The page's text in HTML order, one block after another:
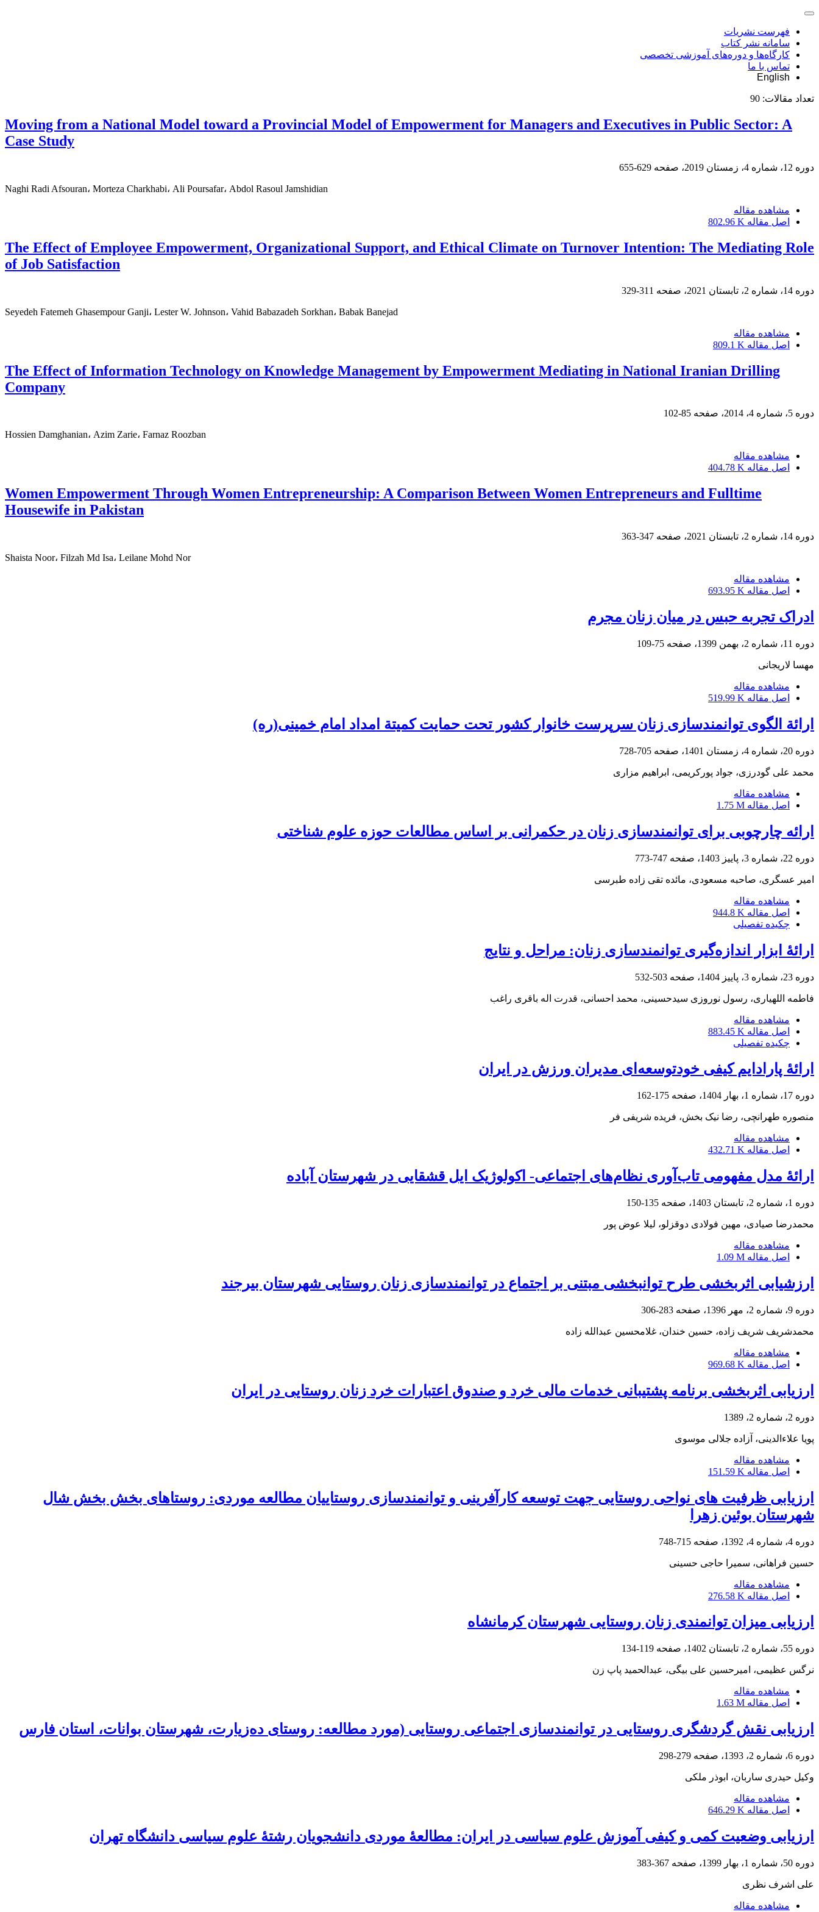
فهرست نشریات
سامانه نشر کتاب
کارگاه‌ها و دوره‌های آموزشی تخصصی
تماس با ما
English
تعداد مقالات: 90
Moving from a National Model toward a Provincial Model of Empowerment for Managers and Executives in Public Sector: A
Case Study
دوره 12، شماره 4، زمستان 2019، صفحه 629-655
Naghi Radi Afsouran، Morteza Charkhabi، Ali Poursafar، Abdol Rasoul Jamshidian
مشاهده مقاله
اصل مقاله 802.96 K
The Effect of Employee Empowerment, Organizational Support, and Ethical Climate on Turnover Intention: The Mediating Role
of Job Satisfaction
دوره 14، شماره 2، تابستان 2021، صفحه 311-329
Seyedeh Fatemeh Ghasempour Ganji، Lester W. Johnson، Vahid Babazadeh Sorkhan، Babak Banejad
مشاهده مقاله
اصل مقاله 809.1 K
The Effect of Information Technology on Knowledge Management by Empowerment Mediating in National Iranian Drilling
Company
دوره 5، شماره 4، 2014، صفحه 85-102
Hossien Damghanian، Azim Zarie، Farnaz Roozban
مشاهده مقاله
اصل مقاله 404.78 K
Women Empowerment Through Women Entrepreneurship: A Comparison Between Women Entrepreneurs and Fulltime
Housewife in Pakistan
دوره 14، شماره 2، تابستان 2021، صفحه 347-363
Shaista Noor، Filzah Md Isa، Leilane Mohd Nor
مشاهده مقاله
اصل مقاله 693.95 K
ادراک تجربه حبس در میان زنان مجرم
دوره 11، شماره 2، بهمن 1399، صفحه 75-109
مهسا لاریجانی
مشاهده مقاله
اصل مقاله 519.99 K
ارائة الگوی توانمندسازی زنان سرپرست خانوار کشور تحت حمایت کمیتة امداد امام خمینی(ره)
دوره 20، شماره 4، زمستان 1401، صفحه 705-728
محمد علی گودرزی، جواد پورکریمی، ابراهیم مزاری
مشاهده مقاله
اصل مقاله 1.75 M
ارائه چارچوبی برای توانمندسازی زنان در حکمرانی بر اساس مطالعات حوزه علوم شناختی
دوره 22، شماره 3، پاییز 1403، صفحه 747-773
امیر عسگری، صاحبه مسعودی، مائده تقی زاده طبرسی
مشاهده مقاله
اصل مقاله 944.8 K
چکیده تفصیلی
ارائۀ ابزار اندازه‌گیری توانمندسازی زنان: مراحل و نتایج
دوره 23، شماره 3، پاییز 1404، صفحه 503-532
فاطمه اللهیاری، رسول نوروزی سیدحسینی، محمد احسانی، قدرت اله باقری راغب
مشاهده مقاله
اصل مقاله 883.45 K
چکیده تفصیلی
ارائۀ پارادایم کیفی خودتوسعه‌ای مدیران ورزش در ایران
دوره 17، شماره 1، بهار 1404، صفحه 175-162
منصوره طهرانچی، رضا نیک بخش، فریده شریفی فر
مشاهده مقاله
اصل مقاله 432.71 K
ارائۀ مدل مفهومی تاب‌آوری نظام‌های اجتماعی- اکولوژیک ایل قشقایی در شهرستان آباده
دوره 1، شماره 2، تابستان 1403، صفحه 135-150
محمدرضا صیادی، مهین فولادی دوقزلو، لیلا عوض پور
مشاهده مقاله
اصل مقاله 1.09 M
ارزشیابی اثربخشی طرح توانبخشی مبتنی بر اجتماع در توانمندسازی زنان روستایی شهرستان بیرجند
دوره 9، شماره 2، مهر 1396، صفحه 283-306
محمدشریف شریف زاده، حسین خندان، غلامحسین عبدالله زاده
مشاهده مقاله
اصل مقاله 969.68 K
ارزیابی اثربخشی برنامه پشتیبانی خدمات مالی خرد و صندوق اعتبارات خرد زنان روستایی در ایران
دوره 2، شماره 2، 1389
پویا علاء‌الدینی، آزاده جلالی موسوی
مشاهده مقاله
اصل مقاله 151.59 K
ارزیابی ظرفیت های نواحی روستایی جهت توسعه کارآفرینی و توانمندسازی روستاییان مطالعه موردی: روستاهای بخش بخش شال
شهرستان بوئین زهرا
دوره 4، شماره 4، 1392، صفحه 715-748
حسین فراهانی، سمیرا حاجی حسینی
مشاهده مقاله
اصل مقاله 276.58 K
ارزیابی میزان توانمندی زنان روستایی شهرستان کرمانشاه
دوره 55، شماره 2، تابستان 1402، صفحه 119-134
نرگس عظیمی، امیرحسین علی بیگی، عبدالحمید پاپ زن
مشاهده مقاله
اصل مقاله 1.63 M
ارزیابی نقش گردشگری روستایی در توانمندسازی اجتماعی روستایی (مورد مطالعه: روستای ده‌زیارت، شهرستان بوانات، استان فارس
دوره 6، شماره 2، 1393، صفحه 279-298
وکیل حیدری ساربان، ابوذر ملکی
مشاهده مقاله
اصل مقاله 646.29 K
ارزیابی وضعیت کمی و کیفی آموزش علوم سیاسی در ایران: مطالعۀ موردی دانشجویان رشتۀ علوم سیاسی دانشگاه تهران
دوره 50، شماره 1، بهار 1399، صفحه 367-383
علی اشرف نظری
مشاهده مقاله